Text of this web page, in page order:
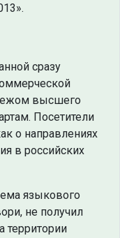
сразу
высшего
Посетители
о направлениях
в российских
языкового
не получил
территории